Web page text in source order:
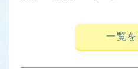
一覧を